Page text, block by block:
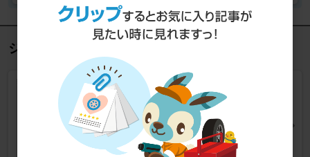
ジムニー ブレーキローター の人気商品
DIXCEL
DAVローター SD type
ブレーキ > ブレーキローター